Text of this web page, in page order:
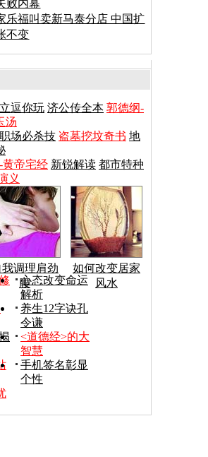
败内幕
乐福叫卖新马泰分店 中国扩
不变
逗你玩 济公传全本 郭德纲-
汤
场必杀技 盗墓挖坟奇书 地
黄帝宅经 新锐解读 都市特种
义
我调理肩劲
腰
如何改变居家
风水
心态改变命运
解析
养生12字诀孔
令谦
<道德经>的大
智慧
手机签名彰显
个性